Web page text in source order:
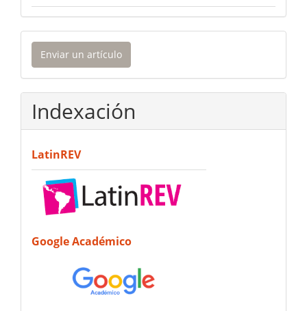
Enviar
un
artículo
Enviar un artículo
Indexación
LatinREV
Google Académico